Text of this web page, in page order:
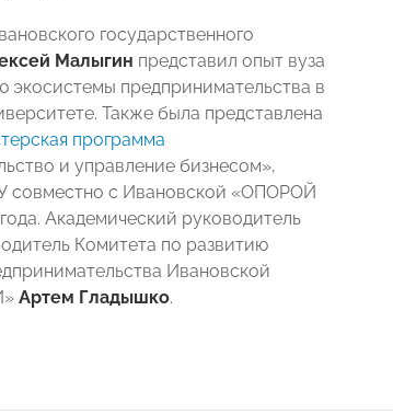
государственного
Малыгин представил опыт вуза
предпринимательства в
Также была представлена
программа
и управление бизнесом»,
совместно с Ивановской «ОПОРОЙ
Академический руководитель
Комитета по развитию
Ивановской
Артем Гладышко.